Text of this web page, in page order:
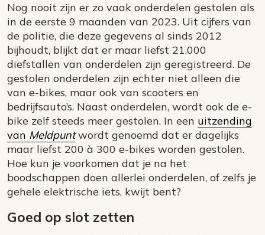
Nog nooit zijn er zo vaak onderdelen gestolen als
in de eerste 9 maanden van 2023. Uit cijfers van
de politie, die deze gegevens al sinds 2012
bijhoudt, blijkt dat er maar liefst 21.000
diefstallen van onderdelen zijn geregistreerd. De
gestolen onderdelen zijn echter niet alleen die
van e-bikes, maar ook van scooters en
bedrijfsauto’s. Naast onderdelen, wordt ook de e-
bike zelf steeds meer gestolen. In een uitzending
van Meldpuntwordt genoemd dat er dagelijks
maar liefst 200 à 300 e-bikes worden gestolen.
Hoe kun je voorkomen dat je na het
boodschappen doen allerlei onderdelen, of zelfs je
gehele elektrische iets, kwijt bent?
Goed op slot zetten